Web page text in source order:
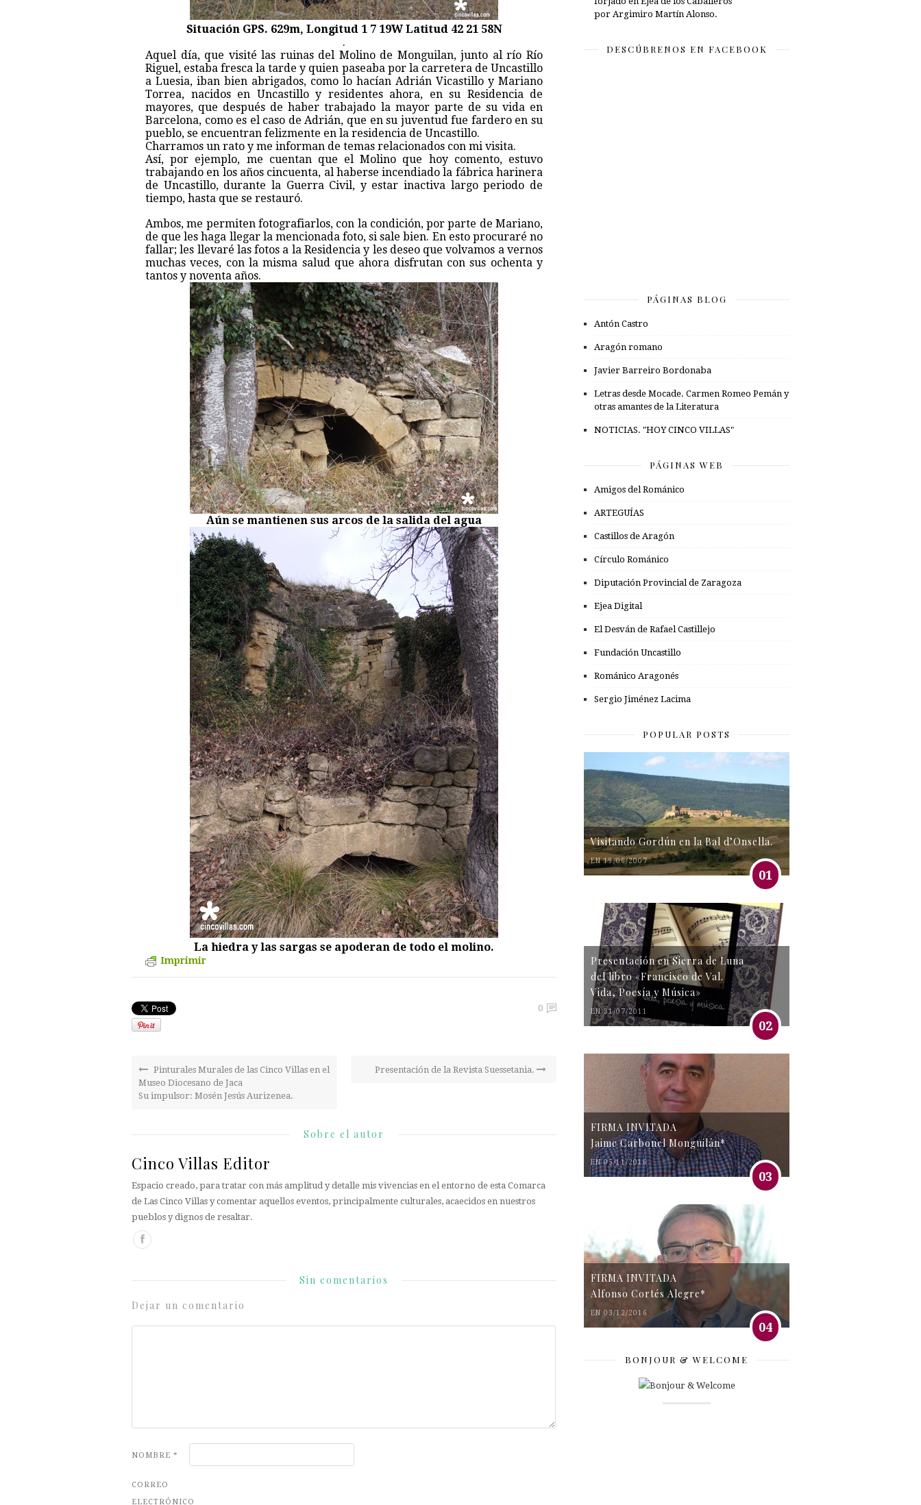
Situación GPS. 629m, Longitud 1 7 19W Latitud 42 21 58N
.
Aquel día, que visité las ruinas del Molino de Monguilan, junto al río Río
Riguel, estaba fresca la tarde y quien paseaba por la carretera de Uncastillo
a Luesia, iban bien abrigados, como lo hacían Adrián Vicastillo y Mariano
Torrea, nacidos en Uncastillo y residentes ahora, en su Residencia de
mayores, que después de haber trabajado la mayor parte de su vida en
Barcelona, como es el caso de Adrián, que en su juventud fue fardero en su
pueblo, se encuentran felizmente en la residencia de Uncastillo.
Charramos un rato y me informan de temas relacionados con mi visita.
Así, por ejemplo, me cuentan que el Molino que hoy comento, estuvo
trabajando en los años cincuenta, al haberse incendiado la fábrica harinera
de Uncastillo, durante la Guerra Civil, y estar inactiva largo periodo de
tiempo, hasta que se restauró.
Ambos, me permiten fotografiarlos, con la condición, por parte de Mariano,
de que les haga llegar la mencionada foto, si sale bien. En esto procuraré no
fallar; les llevaré las fotos a la Residencia y les deseo que volvamos a vernos
muchas veces, con la misma salud que ahora disfrutan con sus ochenta y
tantos y noventa años.
Aún se mantienen sus arcos de la salida del agua
La hiedra y las sargas se apoderan de todo el molino.
Imprimir
0
Pinturales Murales de las Cinco Villas en el
Museo Diocesano de Jaca
Su impulsor: Mosén Jesús Aurizenea.
Presentación de la Revista Suessetania.
Sobre el autor
Cinco Villas Editor
Espacio creado, para tratar con más amplitud y detalle mis vivencias en el entorno de esta Comarca
de Las Cinco Villas y comentar aquellos eventos, principalmente culturales, acaecidos en nuestros
pueblos y dignos de resaltar.
Sin comentarios
Dejar un comentario
NOMBRE *
CORREO
ELECTRÓNICO
por Argimiro Martín Alonso.
DESCÚBRENOS EN FACEBOOK
PÁGINAS BLOG
Antón Castro
Aragón romano
Javier Barreiro Bordonaba
Letras desde Mocade. Carmen Romeo Pemán y
otras amantes de la Literatura
NOTICIAS. "HOY CINCO VILLAS"
PÁGINAS WEB
Amigos del Románico
ARTEGUÍAS
Castillos de Aragón
Círculo Románico
Diputación Provincial de Zaragoza
Ejea Digital
El Desván de Rafael Castillejo
Fundación Uncastillo
Románico Aragonés
Sergio Jiménez Lacima
POPULAR POSTS
Visitando Gordún en la Bal d’Onsella.
EN 19/06/2007
01
Presentación en Sierra de Luna
del libro «Francisco de Val.
Vida, Poesía y Música»
EN 31/07/2011
02
FIRMA INVITADA
Jaime Carbonel Monguilán*
EN 05/11/2016
03
FIRMA INVITADA
Alfonso Cortés Alegre*
EN 03/12/2016
04
BONJOUR & WELCOME